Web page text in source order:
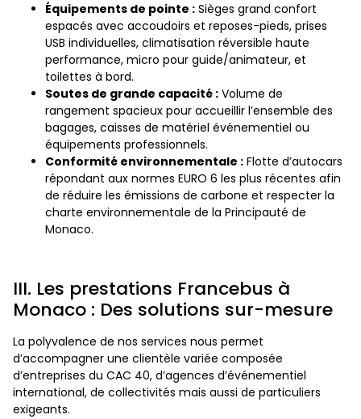
Équipements de pointe : Sièges grand confort
espacés avec accoudoirs et reposes-pieds, prises
USB individuelles, climatisation réversible haute
performance, micro pour guide/animateur, et
toilettes à bord.
Soutes de grande capacité : Volume de
rangement spacieux pour accueillir l’ensemble des
bagages, caisses de matériel événementiel ou
équipements professionnels.
Conformité environnementale : Flotte d’autocars
répondant aux normes EURO 6 les plus récentes afin
de réduire les émissions de carbone et respecter la
charte environnementale de la Principauté de
Monaco.
III. Les prestations Francebus à
Monaco : Des solutions sur-mesure
La polyvalence de nos services nous permet
d’accompagner une clientèle variée composée
d’entreprises du CAC 40, d’agences d’événementiel
international, de collectivités mais aussi de particuliers
exigeants.